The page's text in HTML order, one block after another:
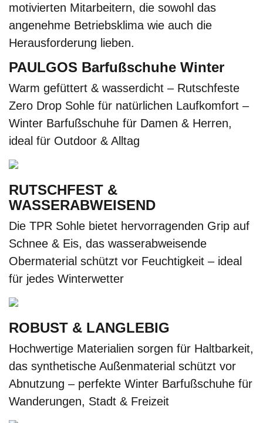
motivierten Mitarbeitern, die sowohl das
angenehme Betriebsklima wie auch die
Herausforderung lieben.
PAULGOS Barfußschuhe Winter
Warm gefüttert & wasserdicht – Rutschfeste
Zero Drop Sohle für natürlichen Laufkomfort –
Winter Barfußschuhe für Damen & Herren,
ideal für Outdoor & Alltag
RUTSCHFEST &
WASSERABWEISEND
Die TPR Sohle bietet hervorragenden Grip auf
Schnee & Eis, das wasserabweisende
Obermaterial schützt vor Feuchtigkeit – ideal
für jedes Winterwetter
ROBUST & LANGLEBIG
Hochwertige Materialien sorgen für Haltbarkeit,
das synthetische Außenmaterial schützt vor
Abnutzung – perfekte Winter Barfußschuhe für
Wanderungen, Stadt & Freizeit